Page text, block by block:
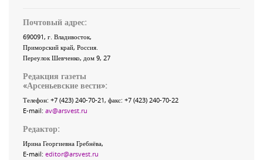
Почтовый адрес:
690091, г. Владивосток,
Приморский край, Россия
Переулок Шевченко, дом 9, 27
Редакция газеты
«Арсеньевские вести»:
Телефон: +7 (423) 240-70-21, факс: +7 (423) 240-70-22
E-mail: av@arsvest.ru
Редактор:
Ирина Георгиевна Гребнёва,
E-mail: editor@arsvest.ru